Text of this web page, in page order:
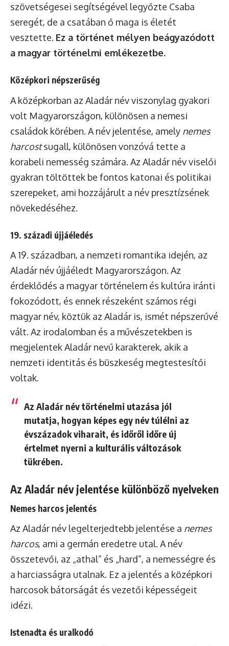
szövetségesei segítségével legyőzte Csaba
seregét, de a csatában ő maga is életét
vesztette. Ez a történet mélyen beágyazódott
a magyar történelmi emlékezetbe.
Középkori népszerűség
A középkorban az Aladár név viszonylag gyakori
volt Magyarországon, különösen a nemesi
családok körében. A név jelentése, amely nemes
harcostsugall, különösen vonzóvá tette a
korabeli nemesség számára. Az Aladár név viselői
gyakran töltöttek be fontos katonai és politikai
szerepeket, ami hozzájárult a név presztízsének
növekedéséhez.
19. századi újjáéledés
A 19. században, a nemzeti romantika idején, az
Aladár név újjáéledt Magyarországon. Az
érdeklődés a magyar történelem és kultúra iránti
fokozódott, és ennek részeként számos régi
magyar név, köztük az Aladár is, ismét népszerűvé
vált. Az irodalomban és a művészetekben is
megjelentek Aladár nevű karakterek, akik a
nemzeti identitás és büszkeség megtestesítői
voltak.
Az Aladár név történelmi utazása jól
mutatja, hogyan képes egy név túlélni az
évszázadok viharait, és időről időre új
értelmet nyerni a kulturális változások
tükrében.
Az Aladár név jelentése különböző nyelveken
Nemes harcos jelentés
Az Aladár név legelterjedtebb jelentése a nemes
harcos, ami a germán eredetre utal. A név
összetevői, az „athal” és „hard”, a nemességre és
a harciasságra utalnak. Ez a jelentés a középkori
harcosok bátorságát és vezetői képességeit
idézi.
Istenadta és uralkodó